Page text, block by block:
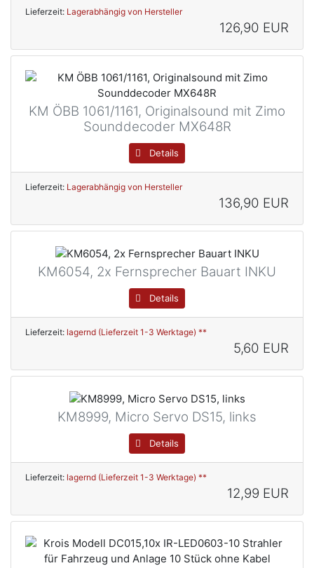
Lieferzeit: Lagerabhängig von Hersteller
126,90 EUR
KM ÖBB 1061/1161, Originalsound mit Zimo
Sounddecoder MX648R
Details
Lieferzeit: Lagerabhängig von Hersteller
136,90 EUR
KM6054, 2x Fernsprecher Bauart INKU
Details
Lieferzeit: lagernd (Lieferzeit 1-3 Werktage) **
5,60 EUR
KM8999, Micro Servo DS15, links
Details
Lieferzeit: lagernd (Lieferzeit 1-3 Werktage) **
12,99 EUR